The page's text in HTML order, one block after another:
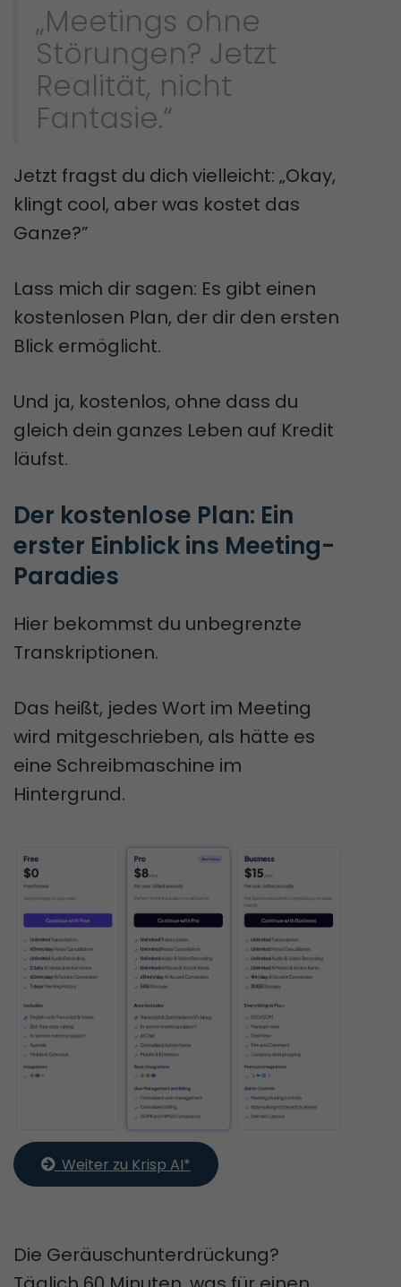
„Meetings ohne
Störungen? Jetzt
Realität, nicht
Fantasie.“
Jetzt fragst du dich vielleicht: „Okay,
klingt cool, aber was kostet das
Ganze?”
Lass mich dir sagen: Es gibt einen
kostenlosen Plan, der dir den ersten
Blick ermöglicht.
Und ja, kostenlos, ohne dass du
gleich dein ganzes Leben auf Kredit
läufst.
Der kostenlose Plan: Ein
erster Einblick ins Meeting-
Paradies
Hier bekommst du unbegrenzte
Transkriptionen.
Das heißt, jedes Wort im Meeting
wird mitgeschrieben, als hätte es
eine Schreibmaschine im
Hintergrund.
  Weiter zu Krisp AI*
Die Geräuschunterdrückung?